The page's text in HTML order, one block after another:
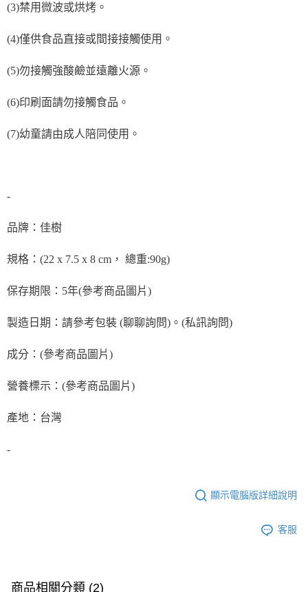
(3)禁用微波或烘烤。
(4)僅供食品直接或間接接觸使用。
(5)勿接觸強酸鹼並遠離火源。
(6)印刷面請勿接觸食品。
(7)幼童請由成人陪同使用。
-
品牌：佳樹
規格：(22 x 7.5 x 8 cm， 總重:90g)
保存期限：5年(參考商品圖片)
製造日期：請參考包裝 (聊聊詢問)。(私訊詢問)
成分：(參考商品圖片)
營養標示：(參考商品圖片)
產地：台灣
-
顯示電腦版詳細說明
客服
商品相關分類 (2)